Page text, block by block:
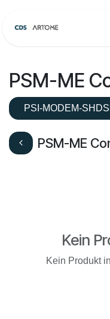
PSM-ME
PSI-MODEM-
PSM-ME
Kein
Kein Produkt